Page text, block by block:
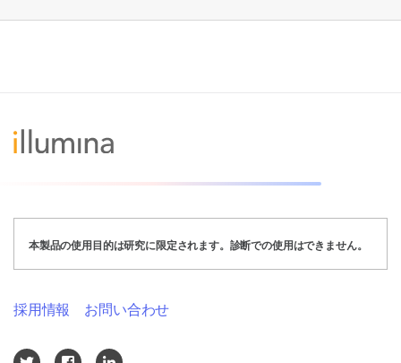
本製品の使用目的は研究に限定されます。診断での使用はできません。
採用情報 お問い合わせ